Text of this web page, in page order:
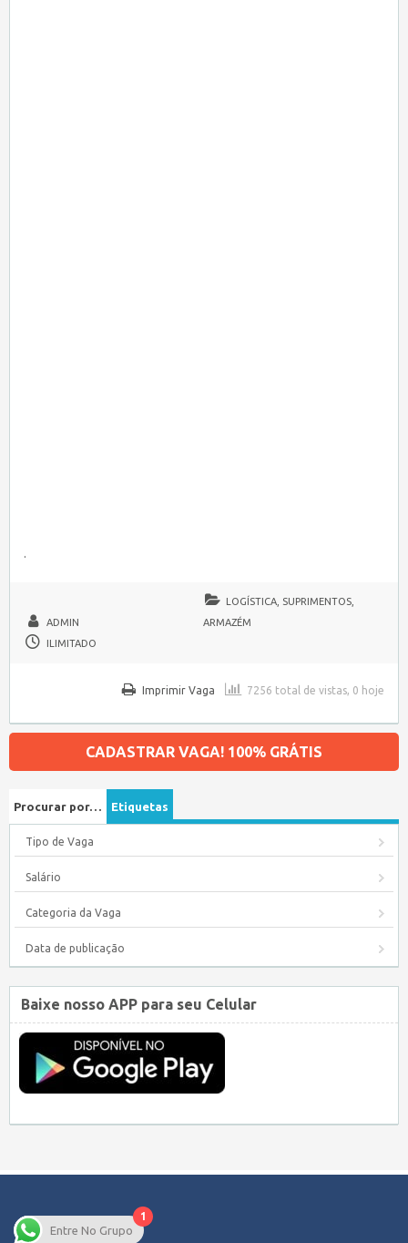
ADMIN
LOGÍSTICA, SUPRIMENTOS,
ARMAZÉM
ILIMITADO
7256 total de vistas, 0 hoje
Imprimir Vaga
CADASTRAR VAGA! 100% GRÁTIS
Procurar por… Etiquetas
Tipo de Vaga
Salário
Categoria da Vaga
Data de publicação
Baixe nosso APP para seu Celular
1
Entre No Grupo